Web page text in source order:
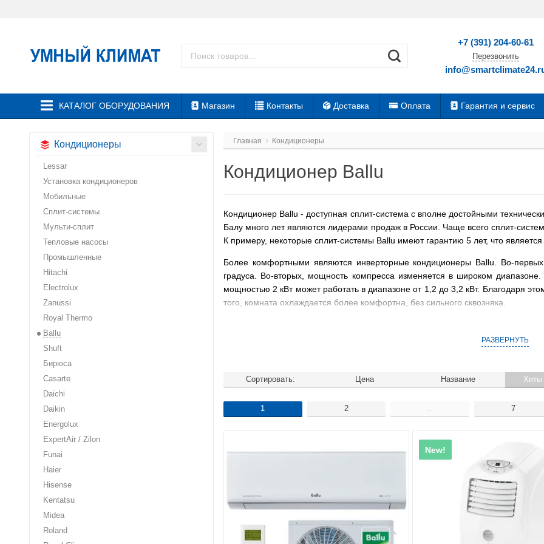
+7 (391) 204-60-61
Перезвонить
КАТАЛОГ ОБОРУДОВАНИЯ Магазин Контакты Доставка Оплата Гарантия и сервис
Кондиционеры
Lessar
Установка кондиционеров
Мобильные
Сплит-системы
Мульти-сплит
Тепловые насосы
Промышленные
Hitachi
Electrolux
Zanussi
Royal Thermo
Ballu
Shuft
Бирюса
Casarte
Daichi
Daikin
Energolux
ExpertAir / Zilon
Funai
Haier
Hisense
Kentatsu
Midea
Roland
Главная Кондиционеры
Кондиционер Ballu
Кондиционер Ballu - доступная сплит-система с вполне достойными
Балу много лет являются лидерами продаж в России. Чаще всего сплит-
К примеру, некоторые сплит-системы Ballu имеют гарантию 5 лет, что
Более комфортными являются инверторные кондиционеры Ballu. Во-
градуса. Во-вторых, мощность компресса изменяется в широком
мощностью 2 кВт может работать в диапазоне от 1,2 до 3,2 кВт. Благодаря
того, комната охлаждается более комфортна, без сильного сквозняка.
СОВРЕМЕННОЕ
Практически везде присутствует удобный LED дисплей (на передней
температуру, что удобно для большинства пользователей. Пульт ДУ имеет
Также есть возможность удаленного управления через WI-Fi. Настенные
СРОК СЛУЖБЫ 8-10
За счет грамотного подбора комплектующих техника этого бренда имеет
грамотной установки и ежегодном обслуживании кондиционер Балу может
РАЗВЕРНУТЬ
Сортировать: Цена Название Хиты
1 2 ... 7
New!